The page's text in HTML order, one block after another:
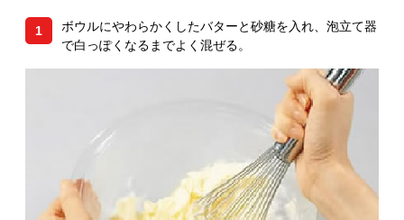
1
ボウルにやわらかくしたバターと砂糖を入れ、泡立て器
で白っぽくなるまでよく混ぜる。